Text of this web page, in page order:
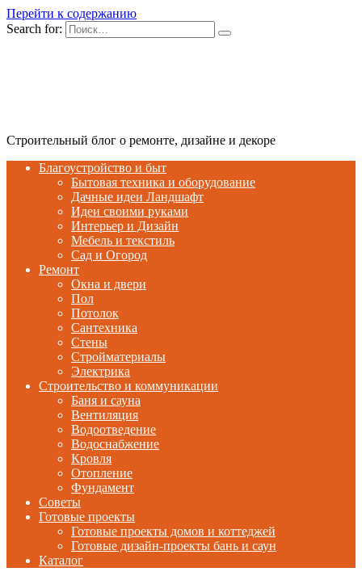
Перейти к содержанию
Search for:
Строительный блог о ремонте, дизайне и декоре
Благоустройство и быт
Бытовая техника и оборудование
Дачные идеи Ландшафт
Идеи своими руками
Интерьер и Дизайн
Мебель и текстиль
Сад и Огород
Ремонт
Окна и двери
Пол
Потолок
Сантехника
Стены
Стройматериалы
Электрика
Строительство и коммуникации
Баня и сауна
Вентиляция
Водоотведение
Водоснабжение
Кровля
Отопление
Фундамент
Советы
Готовые проекты
Готовые проекты домов и коттеджей
Готовые дизайн-проекты бань и саун
Каталог